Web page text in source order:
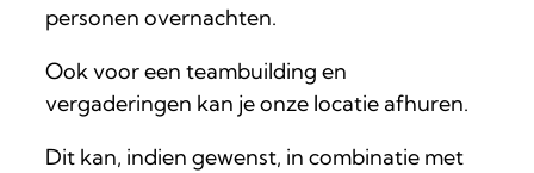
personen overnachten.
Ook voor een teambuilding en
vergaderingen kan je onze locatie afhuren.
Dit kan, indien gewenst, in combinatie met